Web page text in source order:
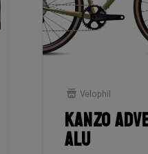
Velophil
Kanzo
Alu